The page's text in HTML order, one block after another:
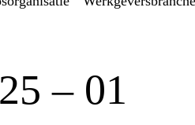
– 01